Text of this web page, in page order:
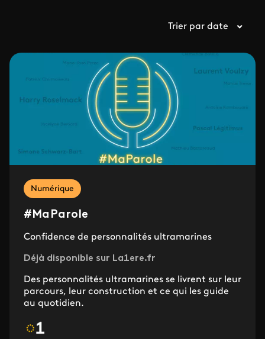
Trier par date
Numérique
#MaParole
Confidence de personnalités ultramarines
Déjà disponible sur La1ere.fr
Des personnalités ultramarines se livrent sur leur
parcours, leur construction et ce qui les guide
au quotidien.